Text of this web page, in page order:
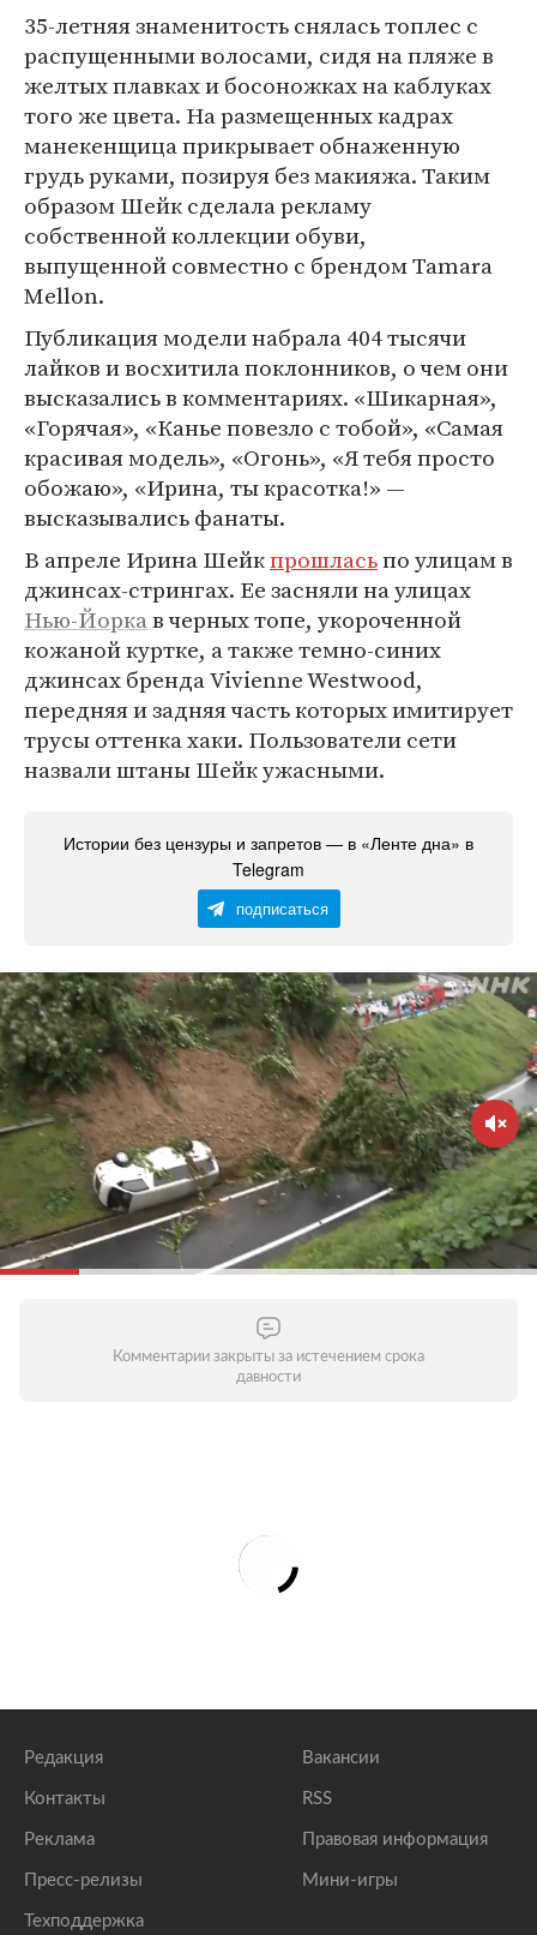
35-летняя знаменитость снялась топлес с
распущенными волосами, сидя на пляже в
желтых плавках и босоножках на каблуках
того же цвета. На размещенных кадрах
манекенщица прикрывает обнаженную
грудь руками, позируя без макияжа. Таким
образом Шейк сделала рекламу
собственной коллекции обуви,
выпущенной совместно с брендом Tamara
Mellon.
Публикация модели набрала 404 тысячи
лайков и восхитила поклонников, о чем они
высказались в комментариях. «Шикарная»,
«Горячая», «Канье повезло с тобой», «Самая
красивая модель», «Огонь», «Я тебя просто
обожаю», «Ирина, ты красотка!» —
высказывались фанаты.
В апреле Ирина Шейкпрошласьпо улицам в
джинсах-стрингах. Ее засняли на улицах
Нью-Йоркав черных топе, укороченной
кожаной куртке, а также темно-синих
джинсах бренда Vivienne Westwood,
передняя и задняя часть которых имитирует
трусы оттенка хаки. Пользователи сети
назвали штаны Шейк ужасными.
Истории без цензуры и запретов — в «Ленте дна» в
Telegram
подписаться
Комментарии закрыты за истечением срока
давности
Редакция
Контакты
Реклама
Пресс-релизы
Техподдержка
Вакансии
RSS
Правовая информация
Мини-игры